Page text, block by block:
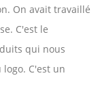
On avait travaillé
C'est le
qui nous
C'est un